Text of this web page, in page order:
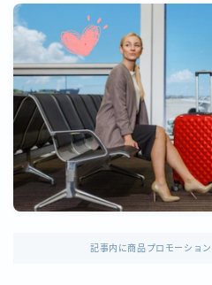
デモプリセット記事 Part03
デモプリセット記事 Part07
トップ
はじめての方はこちら
プライバシーポリシー
プライバシーポリシー
利用規約／特定商取引法に基
有料記事の決済完了ページ
特定商取引法に基づく表記
運営者情報
記事内に商品プロモーショ